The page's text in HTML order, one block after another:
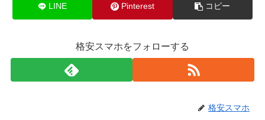
LINE Pinterest コピー
格安スマホをフォローする
格安スマホ